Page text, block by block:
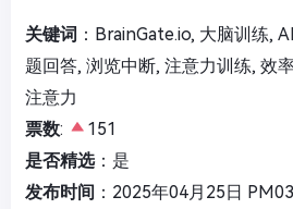
关键词 ：BrainGate.io, 大脑训练,
题回答, 浏览中断, 注意力训练, 效
注意力
票数:
151
是否精选：是
发布时间 ：2025年04月25日